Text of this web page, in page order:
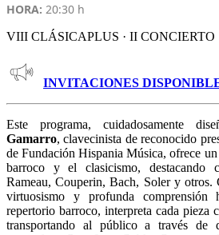
HORA: 20:30 h
VIII CLÁSICAPLUS · II CONCIERTO
INVITACIONES
Este programa, cuidadosamente
Gamarro, clavecinista de reconocido
de Fundación Hispania Música, ofrece
barroco y el clasicismo, destacando
Rameau, Couperin, Bach, Soler y otros.
virtuosismo y profunda comprensión
repertorio barroco, interpreta cada pieza
transportando al público a través de